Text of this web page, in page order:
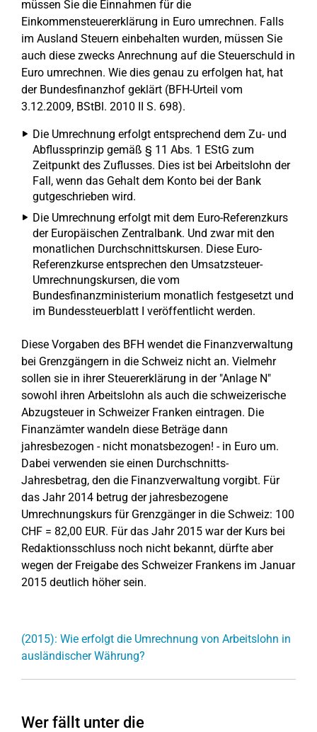
müssen Sie die Einnahmen für die
Einkommensteuererklärung in Euro umrechnen. Falls
im Ausland Steuern einbehalten wurden, müssen Sie
auch diese zwecks Anrechnung auf die Steuerschuld in
Euro umrechnen. Wie dies genau zu erfolgen hat, hat
der Bundesfinanzhof geklärt (BFH-Urteil vom
3.12.2009, BStBl. 2010 II S. 698).
Die Umrechnung erfolgt entsprechend dem Zu- und
Abflussprinzip gemäß § 11 Abs. 1 EStG zum
Zeitpunkt des Zuflusses. Dies ist bei Arbeitslohn der
Fall, wenn das Gehalt dem Konto bei der Bank
gutgeschrieben wird.
Die Umrechnung erfolgt mit dem Euro-Referenzkurs
der Europäischen Zentralbank. Und zwar mit den
monatlichen Durchschnittskursen. Diese Euro-
Referenzkurse entsprechen den Umsatzsteuer-
Umrechnungskursen, die vom
Bundesfinanzministerium monatlich festgesetzt und
im Bundessteuerblatt I veröffentlicht werden.
Diese Vorgaben des BFH wendet die Finanzverwaltung
bei Grenzgängern in die Schweiz nicht an. Vielmehr
sollen sie in ihrer Steuererklärung in der "Anlage N"
sowohl ihren Arbeitslohn als auch die schweizerische
Abzugsteuer in Schweizer Franken eintragen. Die
Finanzämter wandeln diese Beträge dann
jahresbezogen - nicht monatsbezogen! - in Euro um.
Dabei verwenden sie einen Durchschnitts-
Jahresbetrag, den die Finanzverwaltung vorgibt. Für
das Jahr 2014 betrug der jahresbezogene
Umrechnungskurs für Grenzgänger in die Schweiz: 100
CHF = 82,00 EUR. Für das Jahr 2015 war der Kurs bei
Redaktionsschluss noch nicht bekannt, dürfte aber
wegen der Freigabe des Schweizer Frankens im Januar
2015 deutlich höher sein.
(2015): Wie erfolgt die Umrechnung von Arbeitslohn in
ausländischer Währung?
Wer fällt unter die